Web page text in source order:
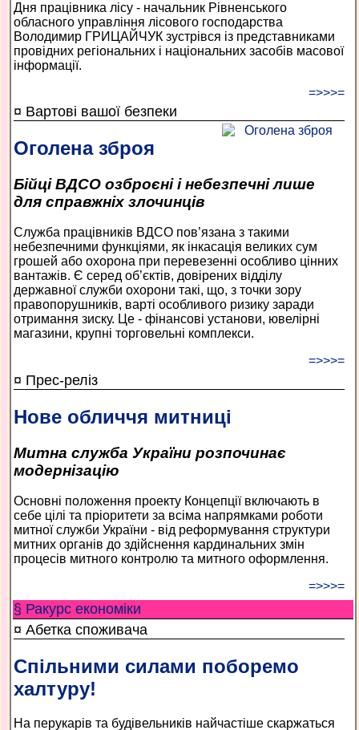
Дня працівника лісу - начальник Рівненського
обласного управління лісового господарства
Володимир ГРИЦАЙЧУК зустрівся із представниками
провідних регіональних і національних засобів масової
інформації.
=>>>=
¤ Вартові вашої безпеки
Оголена зброя
Бійці ВДСО озброєні і небезпечні лише
для справжніх злочинців
Служба працівників ВДСО пов’язана з такими
небезпечними функціями, як інкасація великих сум
грошей або охорона при перевезенні особливо цінних
вантажів. Є серед об’єктів, довірених відділу
державної служби охорони такі, що, з точки зору
правопорушників, варті особливого ризику заради
отримання зиску. Це - фінансові установи, ювелірні
магазини, крупні торговельні комплекси.
=>>>=
¤ Прес-реліз
Нове обличчя митниці
Митна служба України розпочинає
модернізацію
Основні положення проекту Концепції включають в
себе цілі та пріоритети за всіма напрямками роботи
митної служби України - від реформування структури
митних органів до здійснення кардинальних змін
процесів митного контролю та митного оформлення.
=>>>=
§ Ракурс економiки
¤ Абетка споживача
Спільними силами поборемо
халтуру!
На перукарів та будівельників найчастіше скаржаться